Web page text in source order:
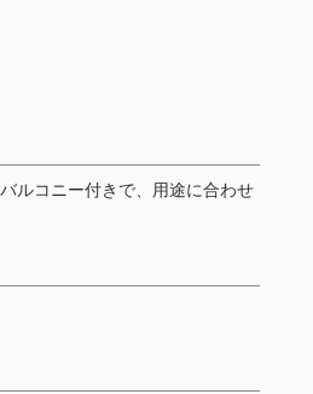
ルコニー付きで、用途に合わせ